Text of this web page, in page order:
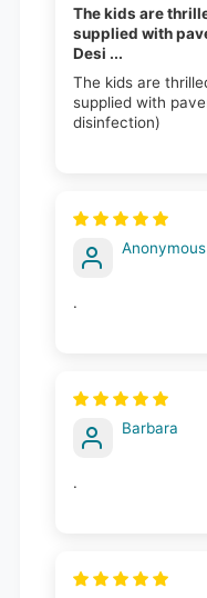
The kids are
supplied with
Desi ...
The kids are
supplied with
disinfection)
Anonymous
.
Barbara
.